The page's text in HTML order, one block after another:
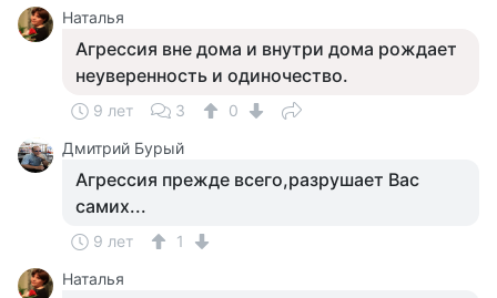
Наталья
Агрессия вне дома и внутри дома рождает
неуверенность и одиночество.
9 лет 3
0
Дмитрий Бурый
Агрессия прежде всего,разрушает Вас
самих...
9 лет
1
Наталья